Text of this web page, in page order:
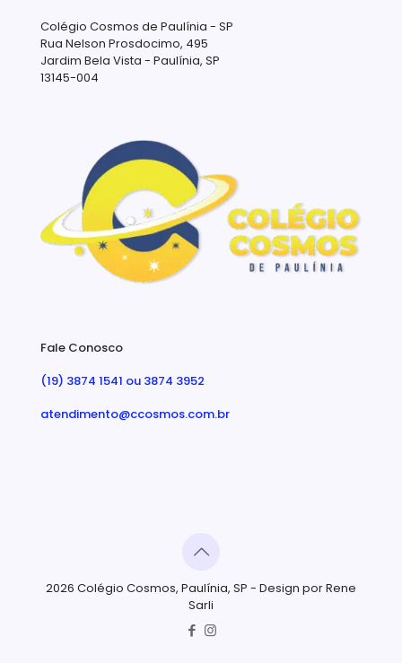
Colégio Cosmos de Paulínia - SP
Rua Nelson Prosdocimo, 495
Jardim Bela Vista - Paulínia, SP
13145-004
Fale Conosco
(19) 3874 1541 ou 3874 3952
atendimento@ccosmos.com.br
2026 Colégio Cosmos, Paulínia, SP - Design por Rene
Sarli